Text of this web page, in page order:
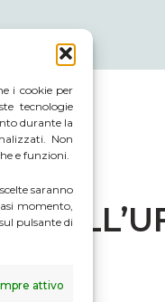
i cookie per
tecnologie
durante la
Non
e funzioni.
saranno
momento,
pulsante di
attivo